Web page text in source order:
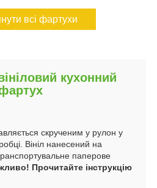
всі фартухи
кухонний
скрученим у рулон у
Вініл нанесений на
паперове
Прочитайте інструкцію